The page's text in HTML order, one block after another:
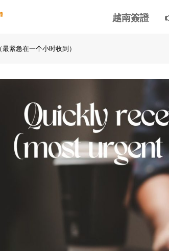
越南簽證
紧急在一个小时收到）